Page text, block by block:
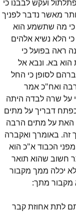
ועקש לבבנו כי
מאשר נדבר לפניך
כי מה שתשמע הוא
הלא נשיא אלהים
ראה בפועל כי
הוא בא. ונבא אל
לסופן כי החל
ואח"כ אמר
על שרה לבדה היתה
כפתח דבריך על מתים
על מתים הרבה
זה. באומרך ואקברה
הכבוד א"כ הוא
חשוב שהוא תואר
יכלה ממך מקבור
מקבור מתך:
לתת אחוזת קבר